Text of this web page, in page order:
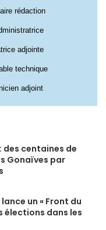
rédaction
adjointe
technique
adjoint
des centaines de
Gonaïves par
un « Front du
élections dans les